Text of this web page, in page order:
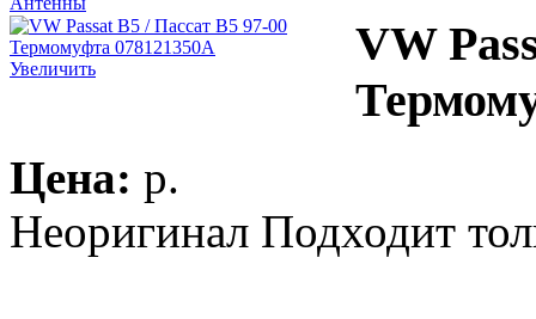
Увеличить
VW
Цена: p.
Неоригинал Подходит